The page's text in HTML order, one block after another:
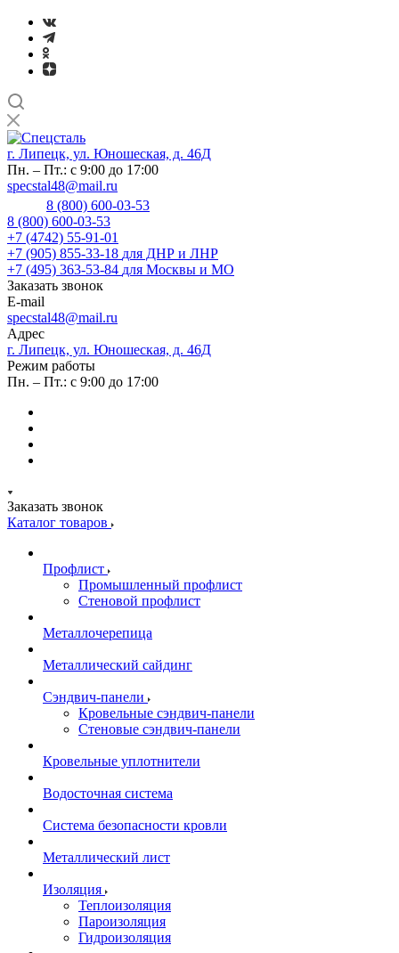
г. Липецк, ул. Юношеская, д. 46Д
Пн. – Пт.: с 9:00 до 17:00
specstal48@mail.ru
8 (800) 600-03-53
8 (800) 600-03-53
+7 (4742) 55-91-01
+7 (905) 855-33-18 для ДНР и ЛНР
+7 (495) 363-53-84 для Москвы и МО
Заказать звонок
E-mail
specstal48@mail.ru
Адрес
г. Липецк, ул. Юношеская, д. 46Д
Режим работы
Пн. – Пт.: с 9:00 до 17:00
Заказать звонок
Каталог товаров
Профлист
Промышленный профлист
Стеновой профлист
Металлочерепица
Металлический сайдинг
Сэндвич-панели
Кровельные сэндвич-панели
Стеновые сэндвич-панели
Кровельные уплотнители
Водосточная система
Система безопасности кровли
Металлический лист
Изоляция
Теплоизоляция
Пароизоляция
Гидроизоляция